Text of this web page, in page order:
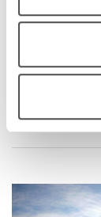
Storie di